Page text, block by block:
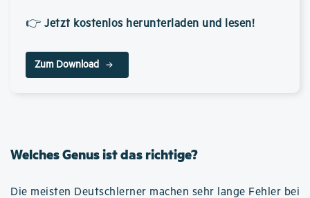
👉 Jetzt kostenlos herunterladen und lesen!
Zum Download
Welches Genus ist das richtige?
Die meisten Deutschlerner machen sehr lange Fehler bei